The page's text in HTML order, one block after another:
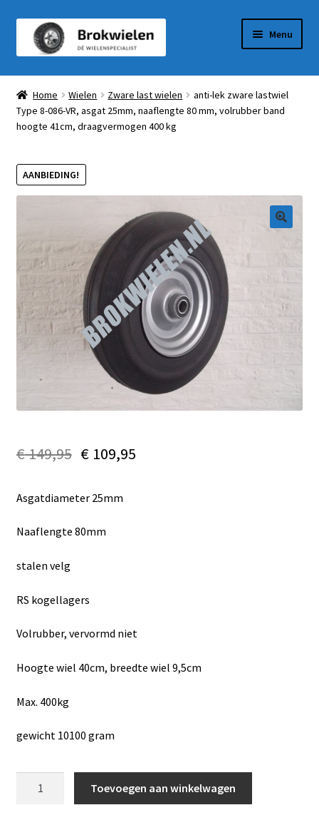
door
navigatie
naar
inhoud
Menu
Winkel
Winkelmandje
Mijn Account
Home Wielen Zware last wielen
anti-lek zware lastwiel
Type 8-086-VR, asgat 25mm, naaflengte 80 mm, volrubber band
hoogte 41cm, draagvermogen 400 kg
AANBIEDING!
€149,95 € 109,95
Asgatdiameter 25mm
Naaflengte 80mm
stalen velg
RS kogellagers
Volrubber, vervormd niet
Hoogte wiel 40cm, breedte wiel 9,5cm
Max. 400kg
gewicht 10100 gram
Toevoegen aan winkelwagen